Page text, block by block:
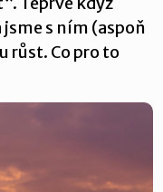
s ním (aspoň
růst. Co pro to